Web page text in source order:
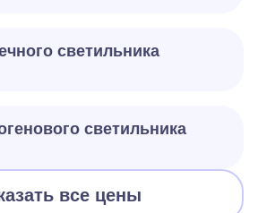
светильника
светильника
все цены